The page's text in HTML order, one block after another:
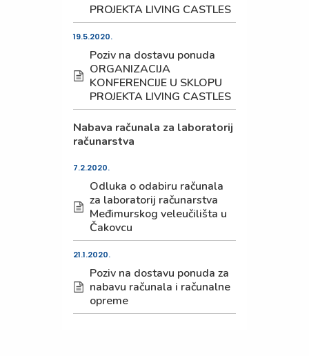
PROJEKTA LIVING CASTLES
19.5.2020.
Poziv na dostavu ponuda
ORGANIZACIJA
KONFERENCIJE U SKLOPU
PROJEKTA LIVING CASTLES
Nabava računala za laboratorij
računarstva
7.2.2020.
Odluka o odabiru računala
za laboratorij računarstva
Međimurskog veleučilišta u
Čakovcu
21.1.2020.
Poziv na dostavu ponuda za
nabavu računala i računalne
opreme